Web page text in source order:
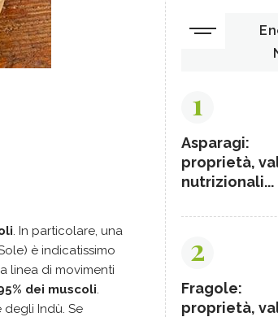
. In particolare, una
è indicatissimo
linea di movimenti
dei muscoli.
degli Indù. Se
1
Asparagi:
proprietà,
nutrizionali...
2
Fragole:
proprietà,